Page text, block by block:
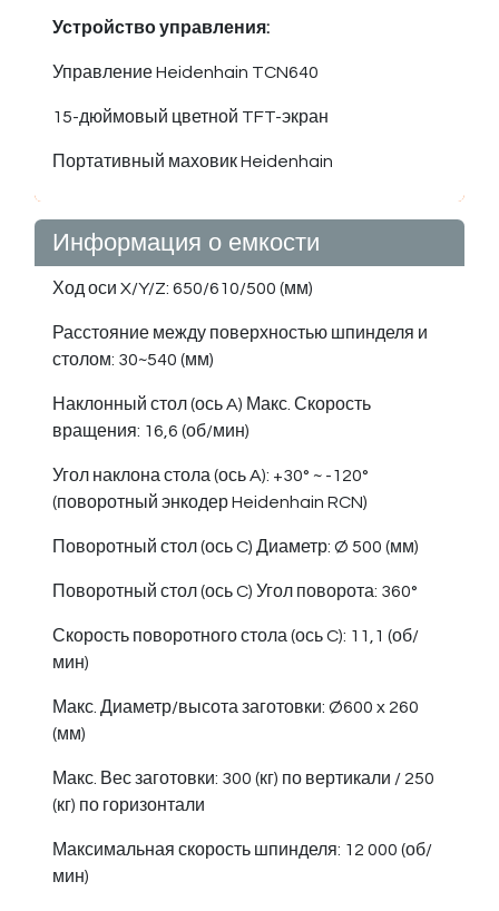
Устройство управления:
Управление Heidenhain TCN640
15-дюймовый цветной TFT-экран
Портативный маховик Heidenhain
Информация о емкости
Ход оси X/Y/Z: 650/610/500 (мм)
Расстояние между поверхностью шпинделя и
столом: 30~540 (мм)
Наклонный стол (ось A) Макс. Скорость
вращения: 16,6 (об/мин)
Угол наклона стола (ось A): +30° ~ -120°
(поворотный энкодер Heidenhain RCN)
Поворотный стол (ось C) Диаметр: Ø 500 (мм)
Поворотный стол (ось C) Угол поворота: 360°
Скорость поворотного стола (ось C): 11,1 (об/
мин)
Макс. Диаметр/высота заготовки: Ø600 x 260
(мм)
Макс. Вес заготовки: 300 (кг) по вертикали / 250
(кг) по горизонтали
Максимальная скорость шпинделя: 12 000 (об/
мин)